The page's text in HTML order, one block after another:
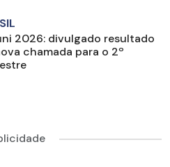
2026: divulgado resultado
chamada para o 2º